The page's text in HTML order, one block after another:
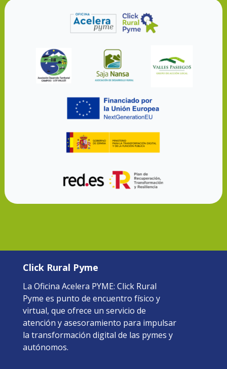
Click Rural Pyme
La Oficina Acelera PYME: Click Rural
Pyme es punto de encuentro físico y
virtual, que ofrece un servicio de
atención y asesoramiento para impulsar
la transformación digital de las pymes y
autónomos.